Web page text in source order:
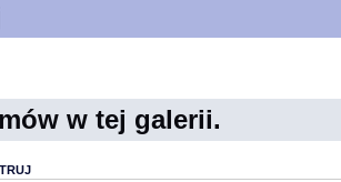
w tej galerii.